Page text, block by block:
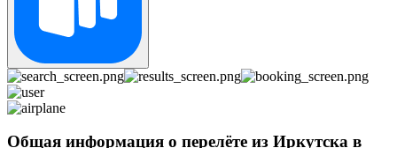
Общая информация о перелёте из Иркутска в